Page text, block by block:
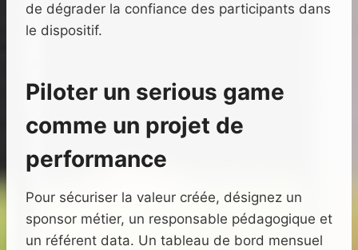
de dégrader la confiance des participants dans
le dispositif.
Piloter un serious game
comme un projet de
performance
Pour sécuriser la valeur créée, désignez un
sponsor métier, un responsable pédagogique et
un référent data. Un tableau de bord mensuel